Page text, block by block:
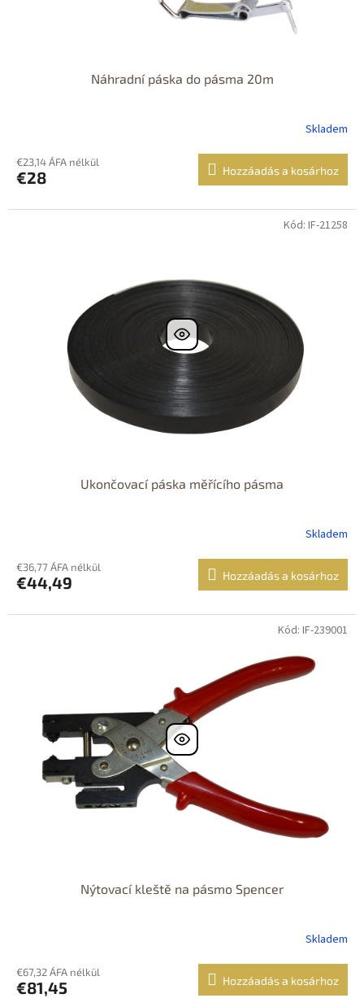
Náhradní páska do pásma 20m
Skladem
€23,14 ÁFA nélkül
€28 Hozzáadás a kosárhoz
Ukončovací páska měřícího pásma
Skladem
€36,77 ÁFA nélkül
€44,49 Hozzáadás a kosárhoz
Kód: IF-21258
Nýtovací kleště na pásmo Spencer
Skladem
€67,32 ÁFA nélkül
€81,45 Hozzáadás a kosárhoz
Kód: IF-239001